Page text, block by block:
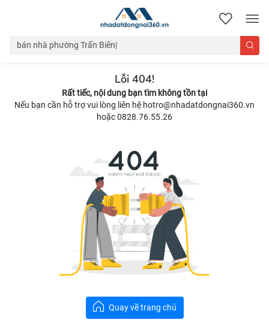
nhadatdongnai360.vn
Lỗi 404!
Rất tiếc, nội dung bạn tìm không tồn tại
Nếu bạn cần hỗ trợ vui lòng liên hệ hotro@nhadatdongnai360.vn
hoặc 0828.76.55.26
Quay về trang chủ